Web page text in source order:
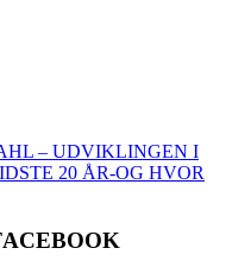
– UDVIKLINGEN I
20 ÅR-OG HVOR